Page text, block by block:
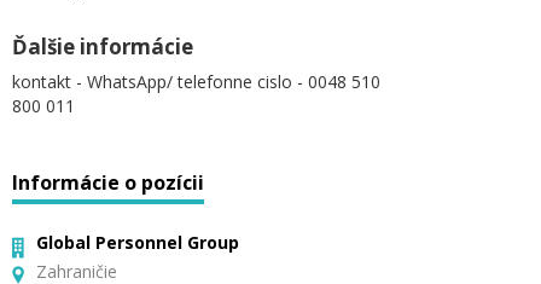
Ďalšie informácie
kontakt - WhatsApp/ telefonne cislo - 0048 510
800 011
Informácie o pozícii
Global Personnel Group
Zahraničie